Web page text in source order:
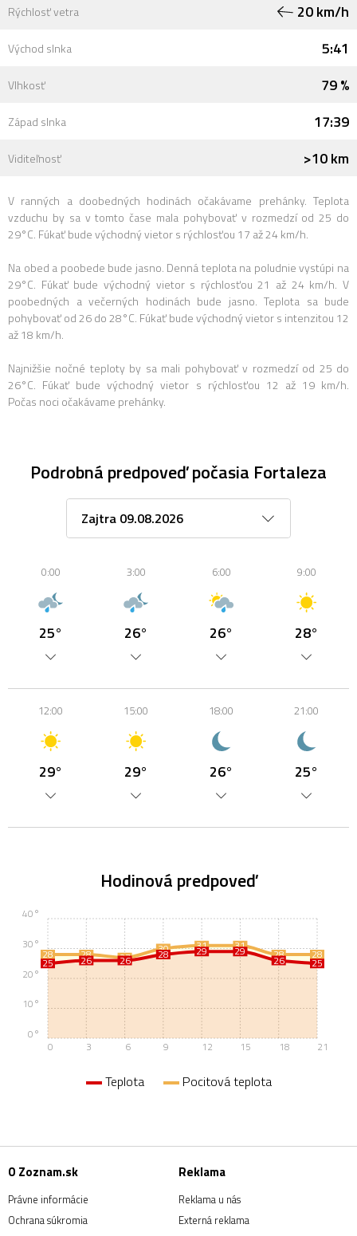
Rýchlosť vetra 20 km/h
Východ slnka 5:41
Vlhkosť 79 %
Západ slnka 17:39
Viditeľnosť >10 km
V ranných a doobedných hodinách očakávame prehánky. Teplota
vzduchu by sa v tomto čase mala pohybovať v rozmedzí od 25 do
29°C. Fúkať bude východný vietor s rýchlosťou 17 až 24 km/h.
Na obed a poobede bude jasno. Denná teplota na poludnie vystúpi na
29°C. Fúkať bude východný vietor s rýchlosťou 21 až 24 km/h. V
poobedných a večerných hodinách bude jasno. Teplota sa bude
pohybovať od 26 do 28°C. Fúkať bude východný vietor s intenzitou 12
až 18 km/h.
Najnižšie nočné teploty by sa mali pohybovať v rozmedzí od 25 do
26°C. Fúkať bude východný vietor s rýchlosťou 12 až 19 km/h.
Počas noci očakávame prehánky.
Podrobná predpoveď počasia Fortaleza
0:00
25°
3:00
26°
6:00
26°
9:00
28°
12:00
29°
15:00
29°
18:00
26°
21:00
25°
Hodinová predpoveď
28 28 27
30 31 31
28 28
25 26 26 28 29 29
26 25
0 3 6 9 12 15 18 21
0°
10°
20°
30°
40°
Teplota Pocitová teplota
O Zoznam.sk
Právne informácie
Ochrana súkromia
Reklama
Reklama u nás
Externá reklama